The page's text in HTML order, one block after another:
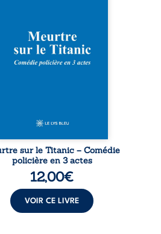
profondeurs de l’Atlantique.
décennies plus tard, la
de l’épave fait
un secret que l’on
sur le Titanic – Comédie
policière en 3 actes
12,00€
VOIR CE LIVRE